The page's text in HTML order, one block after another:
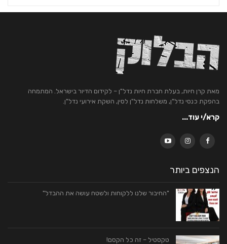
מאת קרן חיות, בעלת חברת חיות נדל"ן – לקידום הדיור בישראל. המתמחה
בהפקת כנסי נדל"ן, משלחות נדל"ן לסין, השקת אירועי נדל"ן.
קרא/י עוד...
הנצפים ביותר
"החיבור שלנו ללקוחות ולשטח עושה את ההבדל"
טקסטיל – זה כל הקסם!